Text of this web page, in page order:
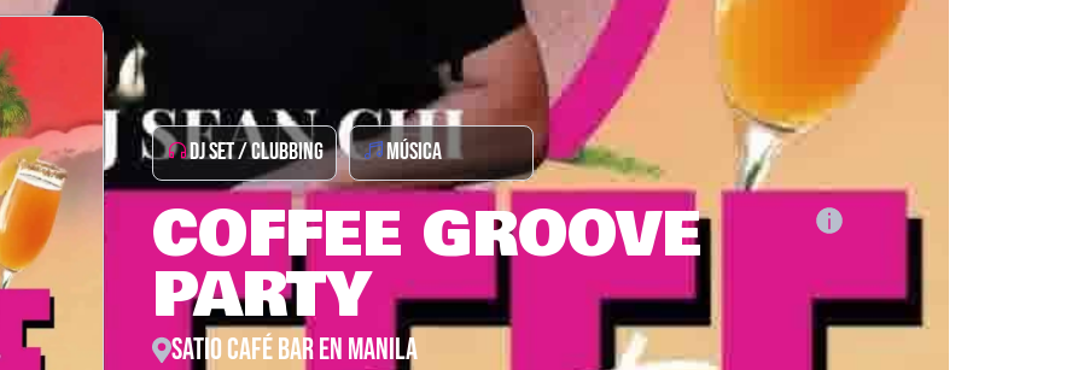
DJ SET / CLUBBING MÚSICA
COFFEE GROOVE
PARTY
SATIO CAFÉ BAR EN MANILA